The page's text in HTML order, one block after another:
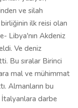
ve silah
birliğinin ilk reisi olan
Libya'nın Akdeniz
Ve deniz
Bu sıralar Birinci
mal ve mühimmat
Almanların bu
İtalyanlara darbe